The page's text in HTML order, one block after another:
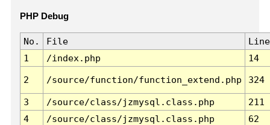
PHP Debug
No. File
Line
1
/index.php 14
2 /source/function/function_extend.php 324
3 /source/class/jzmysql.class.php
211
4
/source/class/jzmysql.class.php
62